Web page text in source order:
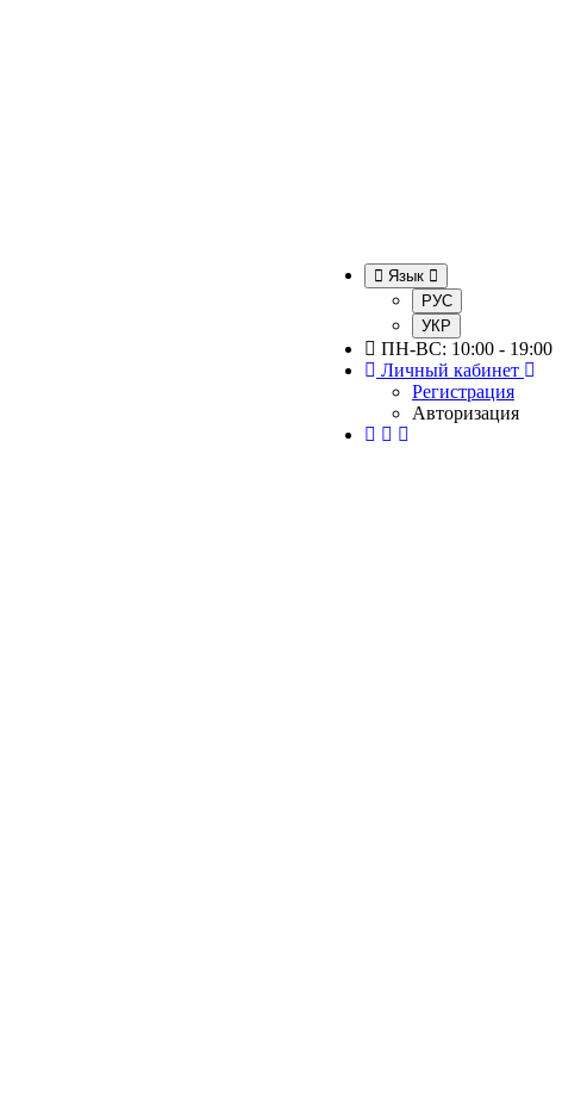
Язык
РУС
УКР
ПН-ВС: 10:00 - 19:00
Личный кабинет
Регистрация
Авторизация